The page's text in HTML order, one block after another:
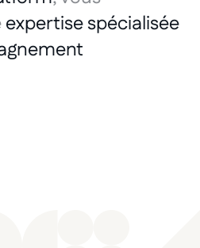
expertise spécialisée